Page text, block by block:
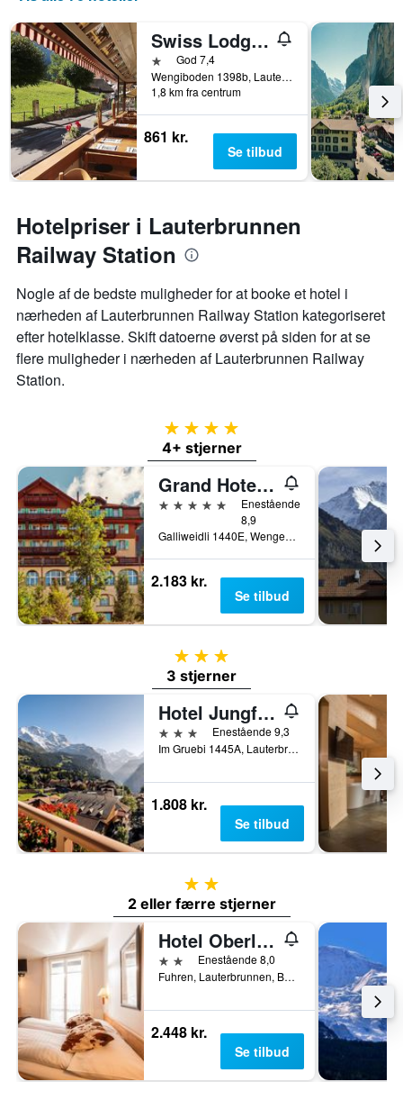
Swiss Lodge Hotel Bernerhof Wengen
1 stjerne
God 7,4
Wengiboden 1398b, Lauterbrunnen, Bern, Schweiz
1,8 km fra centrum
861 kr.
Se tilbud
Hotelpriser i Lauterbrunnen
Railway Station
Nogle af de bedste muligheder for at booke et hotel i
nærheden af ​​Lauterbrunnen Railway Station kategoriseret
efter hotelklasse. Skift datoerne øverst på siden for at se
flere muligheder i nærheden af ​​Lauterbrunnen Railway
Station.
4 stjerner
4+ stjerner
Grand Hotel Belvedere, a Beaumier Hotel
5 stjerner
Enestående
8,9
Galliweidli 1440E, Wengen, Bern, Schweiz
2.183 kr.
Se tilbud
3 stjerner
3 stjerner
Hotel Jungfraublick Wengen
3 stjernerEnestående 9,3
Im Gruebi 1445A, Lauterbrunnen, Bern, Schweiz
1.808 kr.
Se tilbud
2 stjerner
2 eller færre stjerner
Hotel Oberland
2 stjernerEnestående 8,0
Fuhren, Lauterbrunnen, Bern, Schweiz
2.448 kr.
Se tilbud